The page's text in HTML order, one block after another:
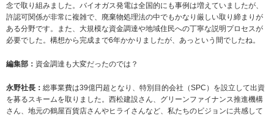
念で取り組みました。バイオガス発電は全国的にも事例は増えていましたが、
許認可関係が非常に複雑で、廃棄物処理法の中でもかなり厳しい取り締まりが
ある分野です。また、大規模な資金調達や地域住民への丁寧な説明プロセスが
必要でした。構想から完成まで6年かかりましたが、あっという間でしたね。
編集部： 資金調達も大変だったのでは？
永野社長： 総事業費は39億円超となり、特別目的会社（SPC）を設立して出資
を募るスキームを取りました。西松建設さん、グリーンファイナンス推進機構
さん、地元の鶴屋百貨店さんやヒライさんなど、私たちのビジョンに共感して